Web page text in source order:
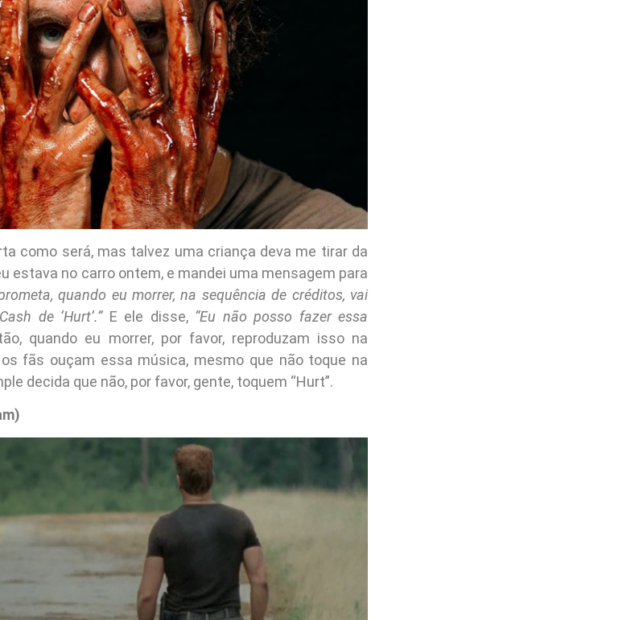
como será, mas talvez uma criança deva me tirar da
estava no carro ontem, e mandei uma mensagem para
quando eu morrer, na sequência de créditos, vai
de ‘Hurt’.”E ele disse, “Eu não posso fazer essa
quando eu morrer, por favor, reproduzam isso na
fãs ouçam essa música, mesmo que não toque na
decida que não, por favor, gente, toquem “Hurt”.